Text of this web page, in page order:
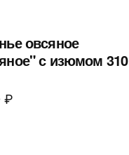
овсяное
с изюмом 310
₽